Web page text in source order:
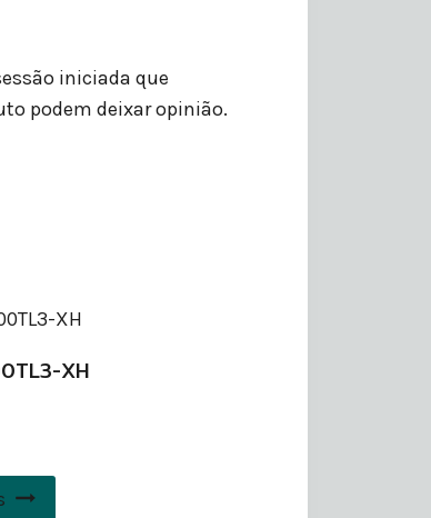
iniciada que
podem deixar opinião.
XH